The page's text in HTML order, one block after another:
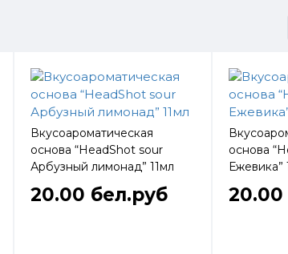
Вкусоароматическая
основа “HeadShot sour
Арбузный лимонад” 11мл
20.00 бел.руб
основа
Ежевика”
20.00